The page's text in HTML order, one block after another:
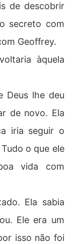
de descobrir
secreto com
Geoffrey.
àquela
Deus lhe deu
de novo. Ela
iria seguir o
o que ele
vida com
Ela sabia
Ele era um
isso não foi